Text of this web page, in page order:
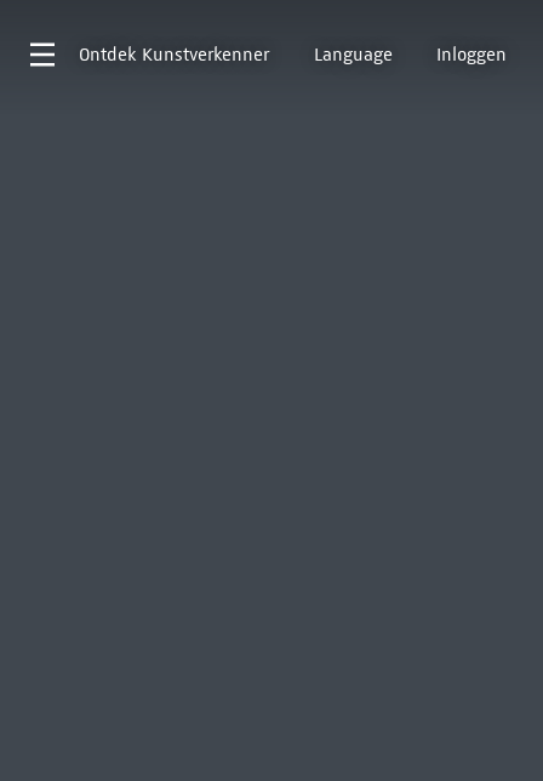
Ontdek Kunstverkenner Language Inloggen